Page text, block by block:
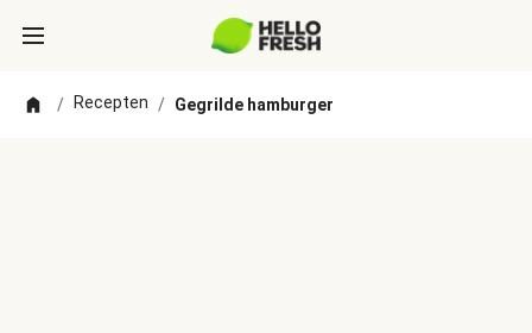
/ Recepten / Gegrilde hamburger